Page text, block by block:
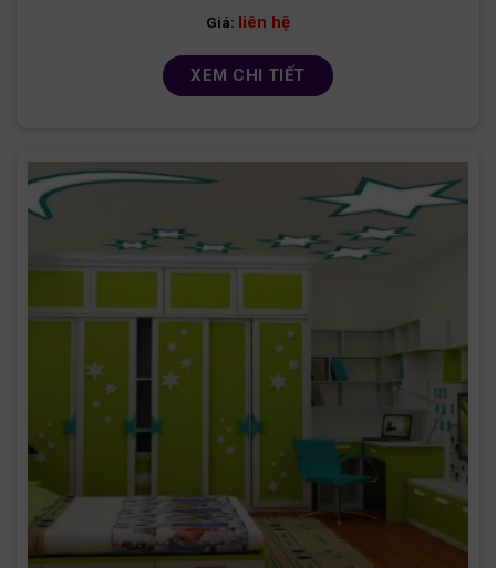
Giá: liên hệ
XEM CHI TIẾT